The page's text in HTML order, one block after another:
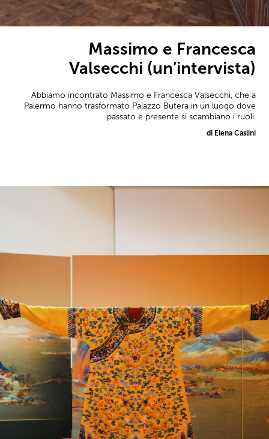
Massimo e Francesca
Valsecchi (un’intervista)
Abbiamo incontrato Massimo e Francesca Valsecchi, che a
Palermo hanno trasformato Palazzo Butera in un luogo dove
passato e presente si scambiano i ruoli.
di Elena Caslini